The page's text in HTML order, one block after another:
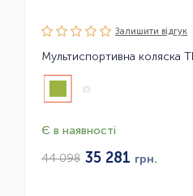
Залишити вiдгук
Мультиспортивна коляска
Є в наявності
44 098 35 281 грн.